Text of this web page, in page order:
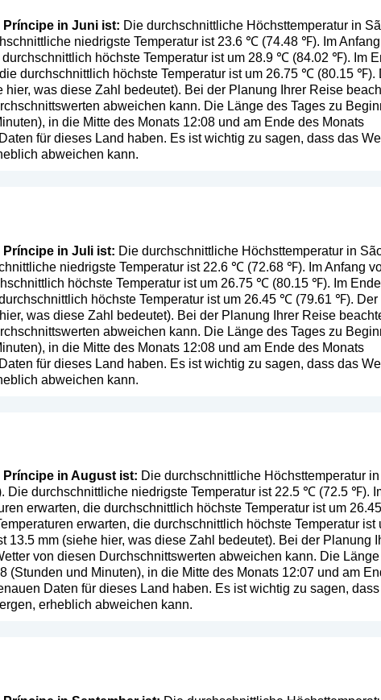
Príncipe in Juni ist: Die durchschnittliche Höchsttemperatur in
niedrigste Temperatur ist 23.6 ℃ (74.48 ℉). Im
höchste Temperatur ist um 28.9 ℃ (84.02 ℉). Im
durchschnittlich höchste Temperatur ist um 26.75 ℃ (80.15 ℉).
hier, was diese Zahl bedeutet). Bei der Planung Ihrer Reise
abweichen kann. Die Länge des Tages zu
in die Mitte des Monats 12:08 und am Ende des Monats
für dieses Land haben. Es ist wichtig zu sagen, dass das
abweichen kann.
Príncipe in Juli ist: Die durchschnittliche Höchsttemperatur in
niedrigste Temperatur ist 22.6 ℃ (72.68 ℉). Im Anfang
höchste Temperatur ist um 26.75 ℃ (80.15 ℉). Im
höchste Temperatur ist um 26.45 ℃ (79.61 ℉). Der
was diese Zahl bedeutet). Bei der Planung Ihrer Reise
abweichen kann. Die Länge des Tages zu
in die Mitte des Monats 12:08 und am Ende des Monats
für dieses Land haben. Es ist wichtig zu sagen, dass das
abweichen kann.
Príncipe in August ist: Die durchschnittliche Höchsttemperatur
durchschnittliche niedrigste Temperatur ist 22.5 ℃ (72.5 ℉).
erwarten, die durchschnittlich höchste Temperatur ist um
erwarten, die durchschnittlich höchste Temperatur ist
13.5 mm (siehe hier, was diese Zahl bedeutet). Bei der Planung
von diesen Durchschnittswerten abweichen kann. Die
(Stunden und Minuten), in die Mitte des Monats 12:07 und am
Daten für dieses Land haben. Es ist wichtig zu sagen,
erheblich abweichen kann.